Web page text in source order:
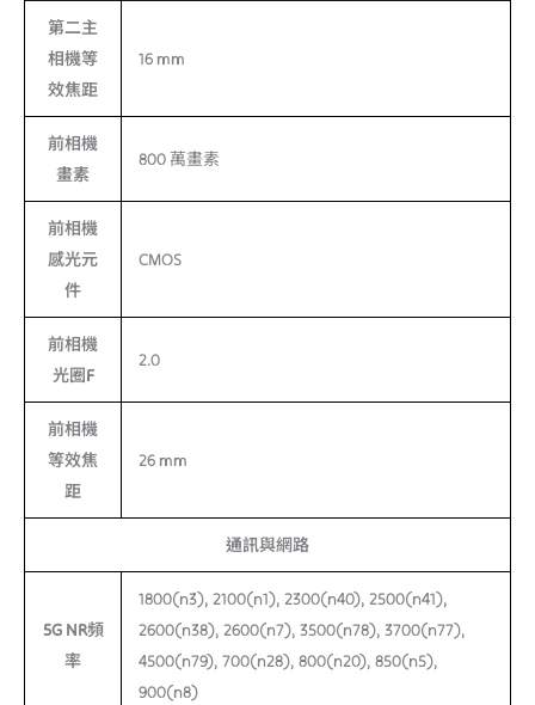
第二主
相機等
效焦距
16 mm
前相機
畫素
800 萬畫素
前相機
感光元
件
CMOS
前相機
光圈F
2.0
前相機
等效焦
距
26 mm
通訊與網路
5G NR頻
率
1800(n3), 2100(n1), 2300(n40), 2500(n41),
2600(n38), 2600(n7), 3500(n78), 3700(n77),
4500(n79), 700(n28), 800(n20), 850(n5),
900(n8)